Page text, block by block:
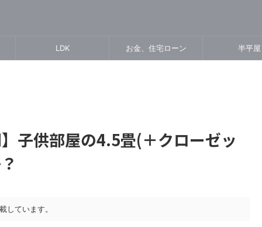
LDK お金、住宅ローン 半平屋
】子供部屋の4.5畳(＋クローゼッ
しています。